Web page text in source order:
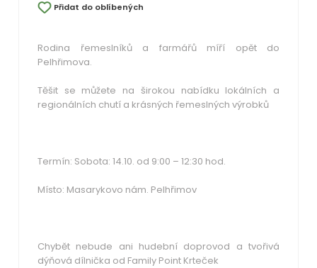
Přidat do oblíbených
Rodina řemeslníků a farmářů míří opět do
Pelhřimova.
Těšit se můžete na širokou nabídku lokálních a
regionálních chutí a krásných řemeslných výrobků
Termín: Sobota: 14.10. od 9:00 – 12:30 hod.
Místo: Masarykovo nám. Pelhřimov
Chybět nebude ani hudební doprovod a tvořivá
dýňová dílnička od Family Point Krteček